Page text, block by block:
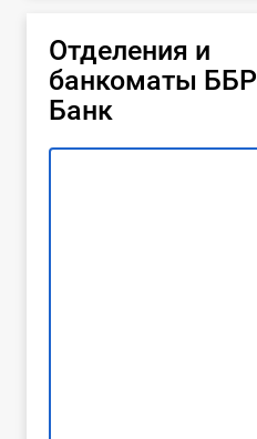
Отделения и
банкоматы ББР
Банк